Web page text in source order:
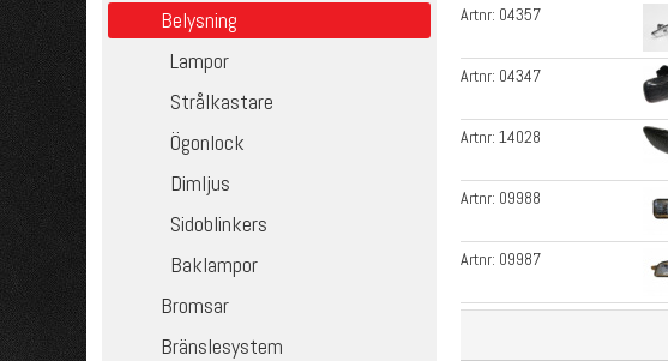
Belysning
Lampor
Strålkastare
Ögonlock
Dimljus
Sidoblinkers
Baklampor
Bromsar
Bränslesystem
Artnr: 04357
Artnr: 04347
Artnr:14028
Artnr: 09988
Artnr: 09987